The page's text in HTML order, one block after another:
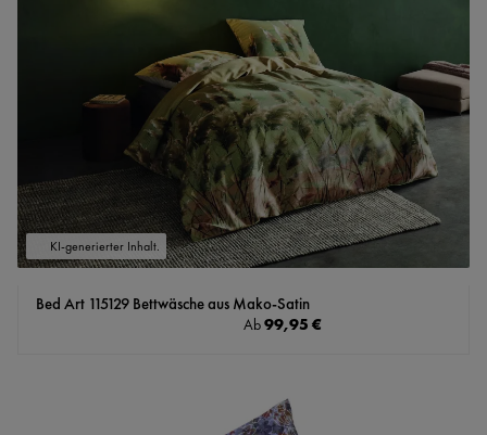
KI-generierter Inhalt.
Bed Art 115129 Bettwäsche aus Mako-Satin
Regulärer Preis:
Ab99,95 €